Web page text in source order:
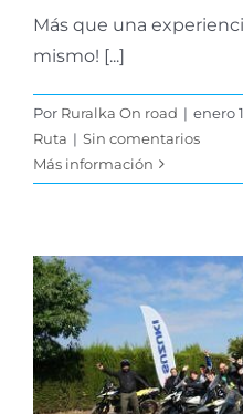
Más que una
mismo! [...]
Por Ruralka On road | enero
Ruta | Sin comentarios
Más información
Resumen
sobre